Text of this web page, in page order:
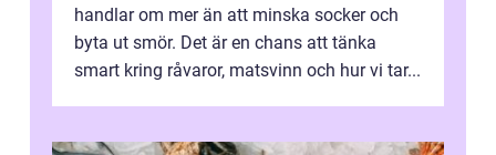
handlar om mer än att minska socker och
byta ut smör. Det är en chans att tänka
smart kring råvaror, matsvinn och hur vi tar...